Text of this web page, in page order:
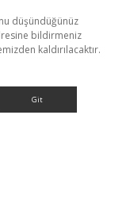
düşündüğünüz
bildirmeniz
kaldırılacaktır.